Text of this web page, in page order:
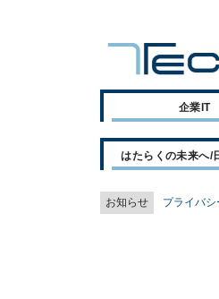
企業IT
はたらくの未来へ/
お知らせ プライバ